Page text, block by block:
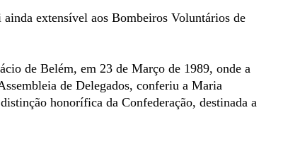
extensível aos Bombeiros Voluntários de
de Belém, em 23 de Março de 1989, onde a
de Delegados, conferiu a Maria
honorífica da Confederação, destinada a